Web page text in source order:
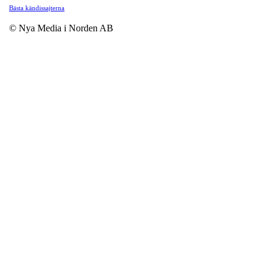
Bästa kändissajterna
© Nya Media i Norden AB